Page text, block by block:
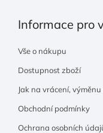
Informace pro
Vše o nákupu
Dostupnost zboží
Jak na vrácení,
Obchodní podmínky
Ochrana osobních